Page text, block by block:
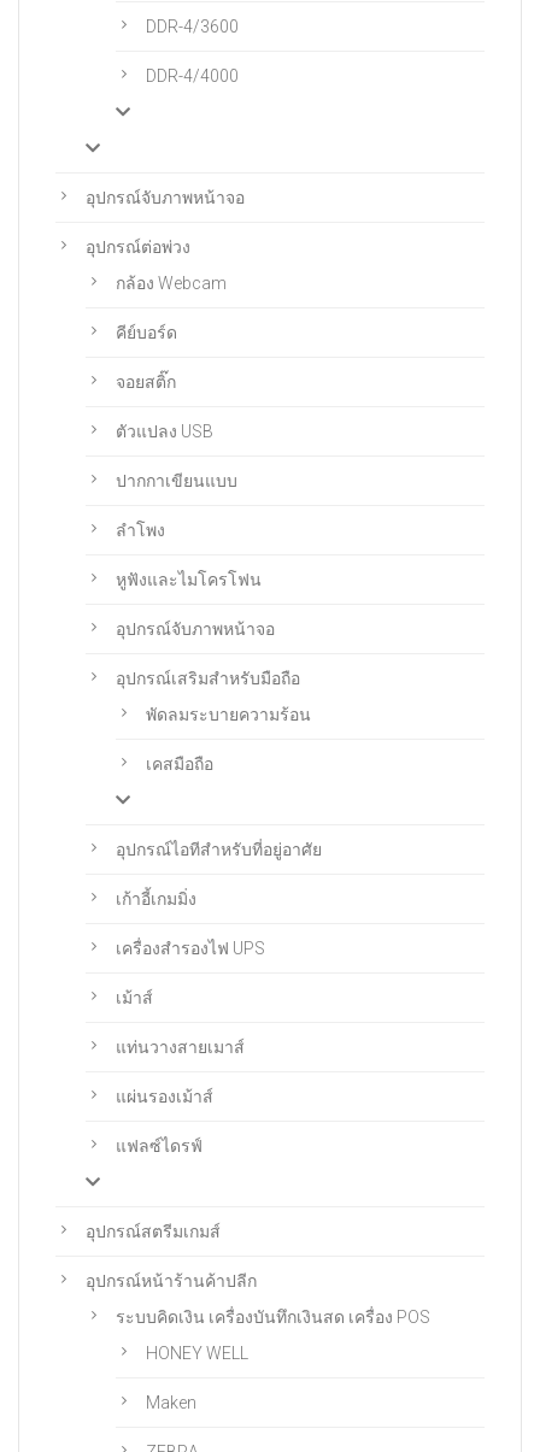
DDR-4/3600
DDR-4/4000
อุปกรณ์จับภาพหน้าจอ
อุปกรณ์ต่อพ่วง
กล้อง Webcam
คีย์บอร์ด
จอยสติ๊ก
ตัวแปลง USB
ปากกาเขียนแบบ
ลำโพง
หูฟังและไมโครโฟน
อุปกรณ์จับภาพหน้าจอ
อุปกรณ์เสริมสำหรับมือถือ
พัดลมระบายความร้อน
เคสมือถือ
อุปกรณ์ไอทีสำหรับที่อยู่อาศัย
เก้าอี้เกมมิ่ง
เครื่องสำรองไฟ UPS
เม้าส์
แท่นวางสายเมาส์
แผ่นรองเม้าส์
แฟลซ์ไดรฟ์
อุปกรณ์สตรีมเกมส์
อุปกรณ์หน้าร้านค้าปลีก
ระบบคิดเงิน เครื่องบันทึกเงินสด เครื่อง POS
HONEY WELL
Maken